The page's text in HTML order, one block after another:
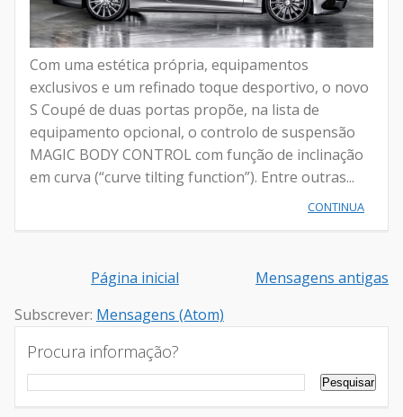
Com uma estética própria, equipamentos
exclusivos e um refinado toque desportivo, o novo
S Coupé de duas portas propõe, na lista de
equipamento opcional, o controlo de suspensão
MAGIC BODY CONTROL com função de inclinação
em curva (“curve tilting function”). Entre outras...
CONTINUA
Mensagens antigas
Página inicial
Subscrever: Mensagens (Atom)
Procura informação?